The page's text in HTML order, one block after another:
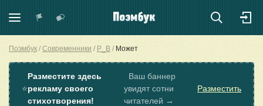
Поэмбук Современники P_B Может
⭐
Разместите здесь
рекламу своего
стихотворения!
Ваш баннер
увидят сотни
читателей →
Разместить